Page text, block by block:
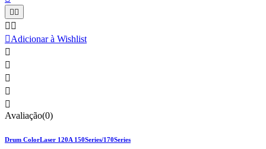
 
 
Adicionar à Wishlist





Avaliação(0)
Drum ColorLaser 120A 150Series/170Series